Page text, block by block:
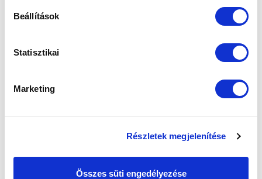
Beállítások
Statisztikai
Marketing
Részletek megjelenítése
Összes süti engedélyezése